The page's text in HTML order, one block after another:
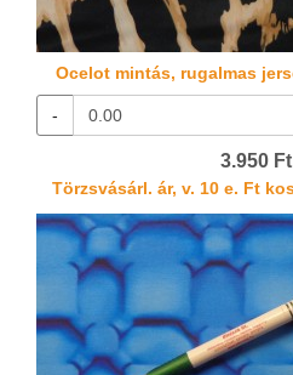
Ocelot mintás, rugalmas
-
3.950
Törzsvásárl. ár, v. 10 e. Ft